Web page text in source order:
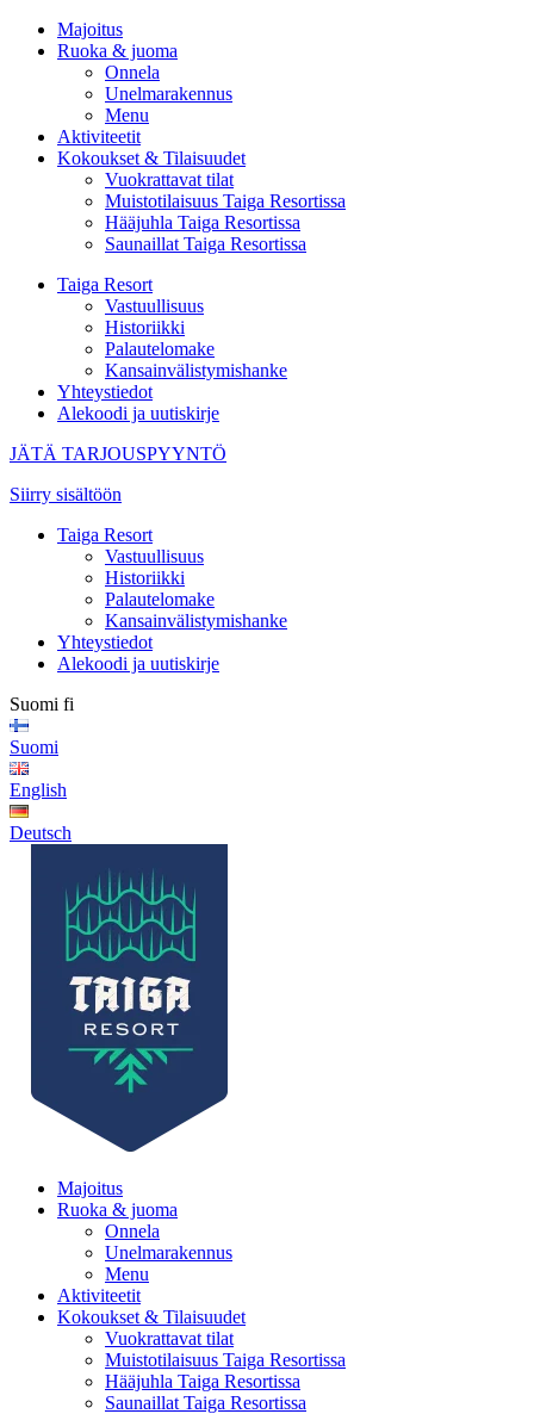
Majoitus
Ruoka & juoma
Onnela
Unelmarakennus
Menu
Aktiviteetit
Kokoukset & Tilaisuudet
Vuokrattavat tilat
Muistotilaisuus Taiga Resortissa
Hääjuhla Taiga Resortissa
Saunaillat Taiga Resortissa
Taiga Resort
Vastuullisuus
Historiikki
Palautelomake
Kansainvälistymishanke
Yhteystiedot
Alekoodi ja uutiskirje
JÄTÄ TARJOUSPYYNTÖ
Siirry sisältöön
Taiga Resort
Vastuullisuus
Historiikki
Palautelomake
Kansainvälistymishanke
Yhteystiedot
Alekoodi ja uutiskirje
Suomi fi
Suomi
English
Deutsch
Majoitus
Ruoka & juoma
Onnela
Unelmarakennus
Menu
Aktiviteetit
Kokoukset & Tilaisuudet
Vuokrattavat tilat
Muistotilaisuus Taiga Resortissa
Hääjuhla Taiga Resortissa
Saunaillat Taiga Resortissa